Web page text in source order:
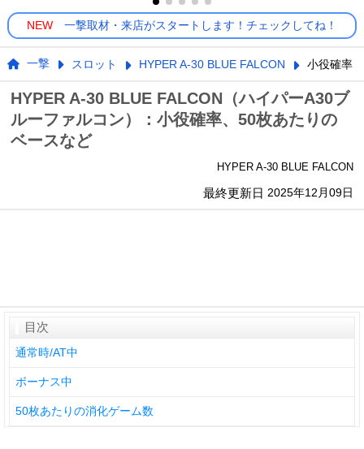
NEW 一撃取材・来店がスタートします！チェックしてね！
一撃 スロット HYPER A-30 BLUE FALCON 小役確率
HYPER A-30 BLUE FALCON（ハイパーA30ブ
ルーファルコン）：小役確率、50枚あたりの
ベースなど
HYPER A-30 BLUE FALCON
最終更新日 2025年12月09日
目次
通常時/AT中
ボーナス中
50枚あたりの消化ゲーム数